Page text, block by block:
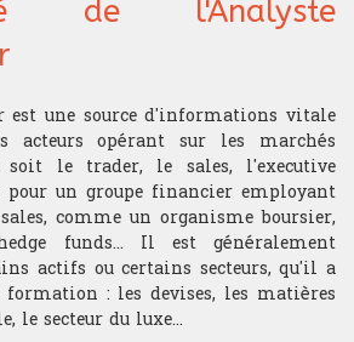
trader.
c’est s’ouvrir
la finance de
des
l’expérience
recruteurs.
d'admission
formation de
conditionnée
au concours
Les
pour
Trading made in USA
finance pour trader
trader
est un
du fait des
l’expérience
CIT est
la réussite aux
de la
également
scores seuils
et GMAT®
trading et la
mettent
des
de la
chercheurs
aux
la scolarité au
des tous
de l'Analyste
est une source d'informations vitale
acteurs opérant sur les marchés
soit le trader, le sales, l'executive
un groupe financier employant
comme un organisme boursier,
funds... Il est généralement
actifs ou certains secteurs, qu'il a
: les devises, les matières
le secteur du luxe...